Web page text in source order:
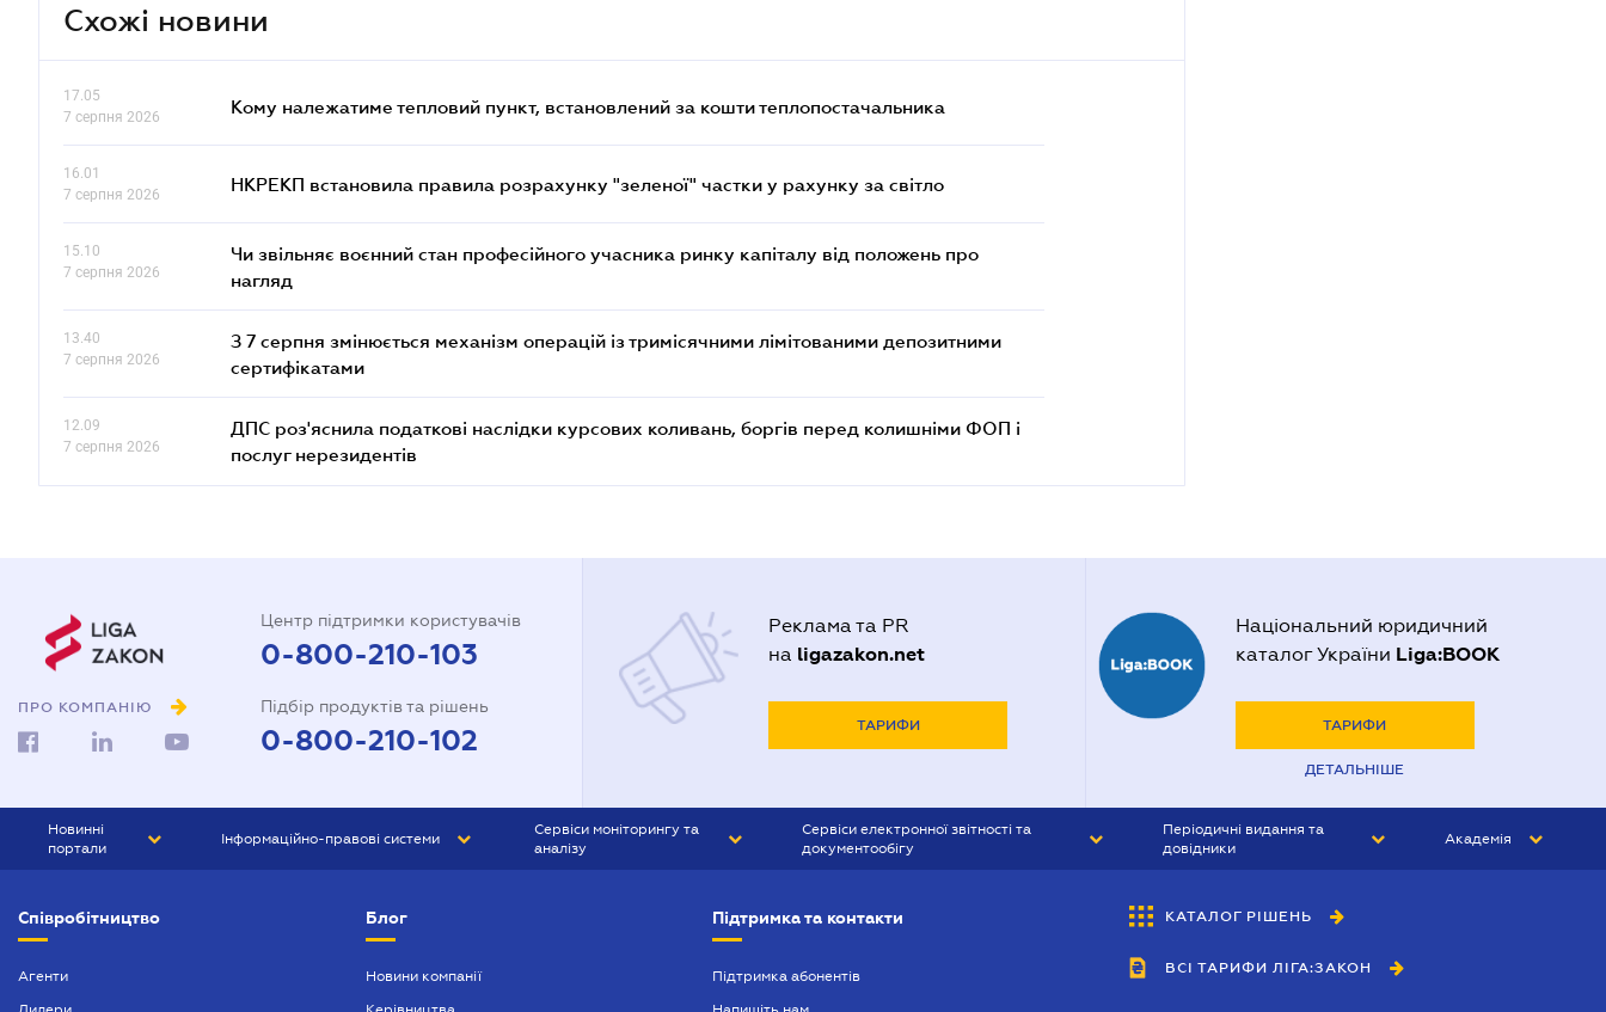
Схожі новини
17.05
7 серпня 2026
Кому належатиме тепловий пункт, встановлений за кошти теплопостачальника
16.01
7 серпня 2026
НКРЕКП встановила правила розрахунку "зеленої" частки у рахунку за світло
15.10
7 серпня 2026
Чи звільняє воєнний стан професійного учасника ринку капіталу від положень про
нагляд
13.40
7 серпня 2026
З 7 серпня змінюється механізм операцій із тримісячними лімітованими депозитними
сертифікатами
12.09
7 серпня 2026
ДПС роз'яснила податкові наслідки курсових коливань, боргів перед колишніми ФОП і
послуг нерезидентів
ПРО КОМПАНІЮ
Центр підтримки користувачів
0-800-210-103
Підбір продуктів та рішень
0-800-210-102
Реклама та PR
на ligazakon.net
ТАРИФИ
Національний юридичний
каталог України Liga:BOOK
ТАРИФИ
ДЕТАЛЬНІШЕ
Новинні
портали
БІЗНЕС
Інформаційно-правові системи
Сервіси моніторингу та
аналізу
Сервіси електронної звітності та
документообігу
Періодичні видання та
довідники
БУХГАЛТЕР&ЗАКОН
ВІСНИК МСФЗ
Академія
Співробітництво
Агенти
Блог
Новини компанії
Підтримка та контакти
Підтримка абонентів
КАТАЛОГ РІШЕНЬ
ВСІ ТАРИФИ ЛІГА:ЗАКОН